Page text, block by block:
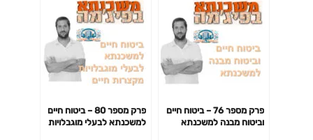
פרק מספר 76 – ביטוח חיים
וביטוח מבנה למשכנתא
פרק מספר 80 – ביטוח חיים
למשכנתא לבעלי מוגבלויות